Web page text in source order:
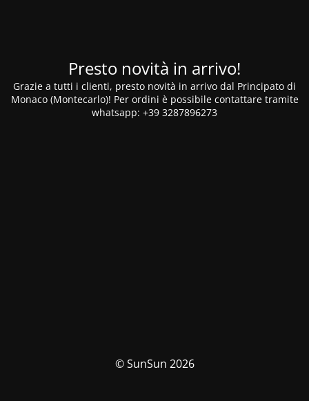
Presto novità in arrivo!
Grazie a tutti i clienti, presto novità in arrivo dal Principato di
Monaco (Montecarlo)! Per ordini è possibile contattare tramite
whatsapp: +39 3287896273
© SunSun 2026